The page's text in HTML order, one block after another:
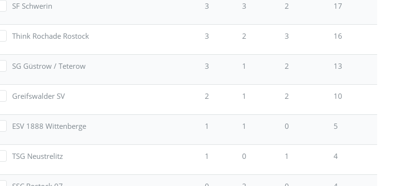
SF Schwerin 3 3 2 17
Think Rochade Rostock 3 2 3 16
SG Güstrow / Teterow 3 1 2 13
Greifswalder SV 2 1 2 10
ESV 1888 Wittenberge 1 1 0 5
TSG Neustrelitz 1 0 1 4